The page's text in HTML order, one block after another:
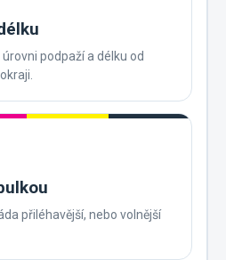
podpaží a délku od
přiléhavější, nebo volnější